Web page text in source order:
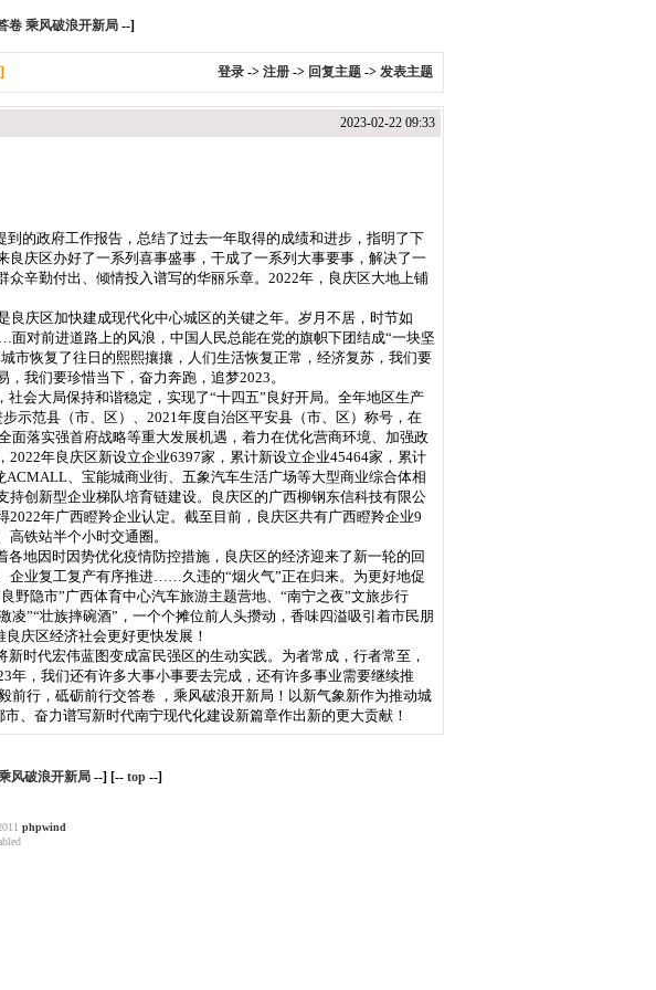
卷 乘风破浪开新局 --]
登录 -> 注册 -> 回复主题 -> 发表主题
2023-02-22 09:33
的政府工作报告，总结了过去一年取得的成绩和进步，指明了下
庆区办好了一系列喜事盛事，干成了一系列大事要事，解决了一
辛勤付出、倾情投入谱写的华丽乐章。2022年，良庆区大地上铺
庆区加快建成现代化中心城区的关键之年。岁月不居，时节如
对前进道路上的风浪，中国人民总能在党的旗帜下团结成“一块坚
市恢复了往日的熙熙攘攘，人们生活恢复正常，经济复苏，我们要
我们要珍惜当下，奋力奔跑，追梦2023。
会大局保持和谐稳定，实现了“十四五”良好开局。全年地区生产
示范县（市、区）、2021年度自治区平安县（市、区）称号，在
落实强首府战略等重大发展机遇，着力在优化营商环境、加强政
年良庆区新设立企业6397家，累计新设立企业45464家，累计
、宝能城商业街、五象汽车生活广场等大型商业综合体相
创新型企业梯队培育链建设。良庆区的广西柳钢东信科技有限公
年广西瞪羚企业认定。截至目前，良庆区共有广西瞪羚企业9
铁站半个小时交通圈。
地因时因势优化疫情防控措施，良庆区的经济迎来了新一轮的回
企业复工复产有序推进……久违的“烟火气”正在归来。为更好地促
野隐市”广西体育中心汽车旅游主题营地、“南宁之夜”文旅步行
凌”“壮族摔碗酒”，一个个摊位前人头攒动，香味四溢吸引着市民朋
庆区经济社会更好更快发展！
时代宏伟蓝图变成富民强区的生动实践。为者常成，行者常至，
年，我们还有许多大事小事要去完成，还有许多事业需要继续推
行，砥砺前行交答卷 ，乘风破浪开新局！以新气象新作为推动城
、奋力谱写新时代南宁现代化建设新篇章作出新的更大贡献！
风破浪开新局 --] [-- top --]
phpwind